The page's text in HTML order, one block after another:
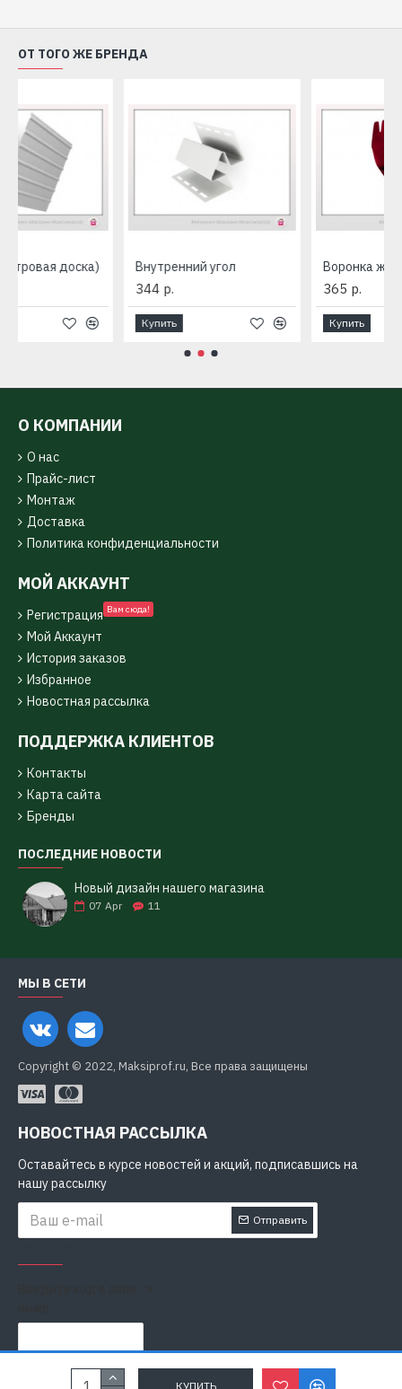
КУПИТЬ
ОТ ТОГО ЖЕ БРЕНДА
Воронка желоба Grand Line
О КОМПАНИИ
О нас
Прайс-лист
Монтаж
Доставка
Политика конфиденциальности
МОЙ АККАУНТ
Регистрация Вам сюда!
Мой Аккаунт
История заказов
Избранное
Новостная рассылка
ПОДДЕРЖКА КЛИЕНТОВ
Контакты
Карта сайта
Бренды
ПОСЛЕДНИЕ НОВОСТИ
Новый дизайн нашего магазина
07 Apr 11
МЫ В СЕТИ
Copyright © 2022, Maksiprof.ru, Все права защищены
НОВОСТНАЯ РАССЫЛКА
Оставайтесь в курсе новостей и акций, подписавшись на
нашу рассылку
Отправить
Я прочитал Политика конфиденциальности
и согласен с